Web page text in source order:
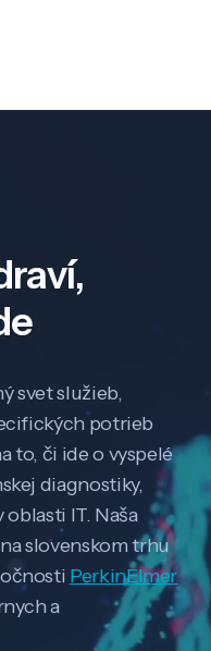
svet služieb,
potrieb
to, či ide o vyspelé
diagnostiky,
IT. Naša
slovenskom trhu
PerkinElmer
a